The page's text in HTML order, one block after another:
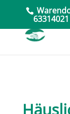
63314021